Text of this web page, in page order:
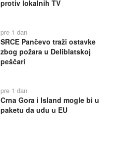
protiv lokalnih TV
pre 1 dan
SRCE Pančevo traži ostavke
zbog požara u Deliblatskoj
peščari
pre 1 dan
Crna Gora i Island mogle bi u
paketu da uđu u EU